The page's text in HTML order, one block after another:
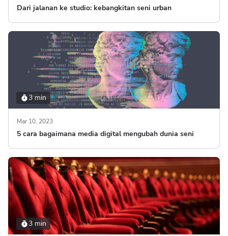
Dari jalanan ke studio: kebangkitan seni urban
3 min
Mar 10, 2023
5 cara bagaimana media digital mengubah dunia seni
3 min